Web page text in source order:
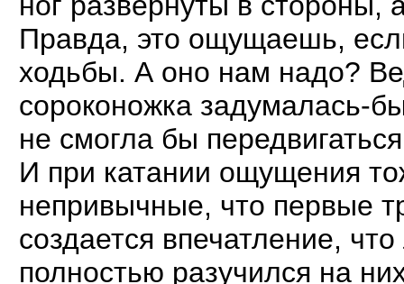
Правда, это ощущаешь,
ходьбы. А оно нам надо?
сороконожка задумалась-
не смогла бы
И при катании ощущения
непривычные, что первые
создается впечатление,
полностью разучился на